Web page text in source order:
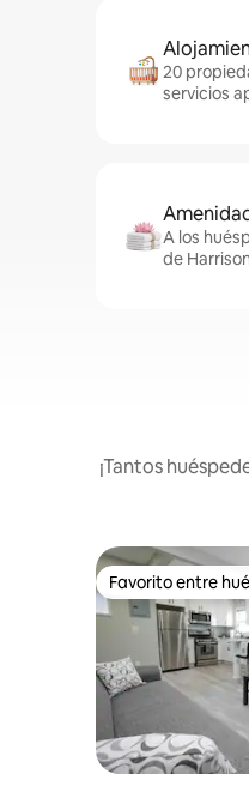
20
servicios
A los
de
¡Tantos
Favorito entre
Favorito entre